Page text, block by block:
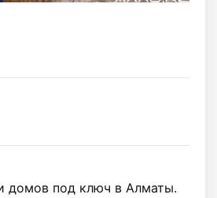
домов под ключ в Алматы.